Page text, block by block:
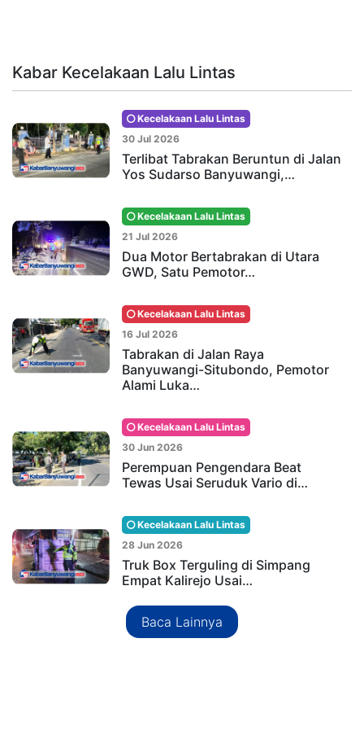
Kabar Kecelakaan Lalu Lintas
Kecelakaan Lalu Lintas
30 Jul 2026
Terlibat Tabrakan Beruntun di Jalan
Yos Sudarso Banyuwangi,…
Kecelakaan Lalu Lintas
21 Jul 2026
Dua Motor Bertabrakan di Utara
GWD, Satu Pemotor…
Kecelakaan Lalu Lintas
16 Jul 2026
Tabrakan di Jalan Raya
Banyuwangi-Situbondo, Pemotor
Alami Luka…
Kecelakaan Lalu Lintas
30 Jun 2026
Perempuan Pengendara Beat
Tewas Usai Seruduk Vario di…
Kecelakaan Lalu Lintas
28 Jun 2026
Truk Box Terguling di Simpang
Empat Kalirejo Usai…
Baca Lainnya